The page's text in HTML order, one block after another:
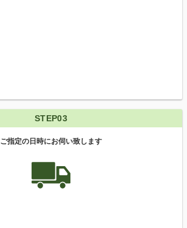
STEP03
ご指定の日時にお伺い致します